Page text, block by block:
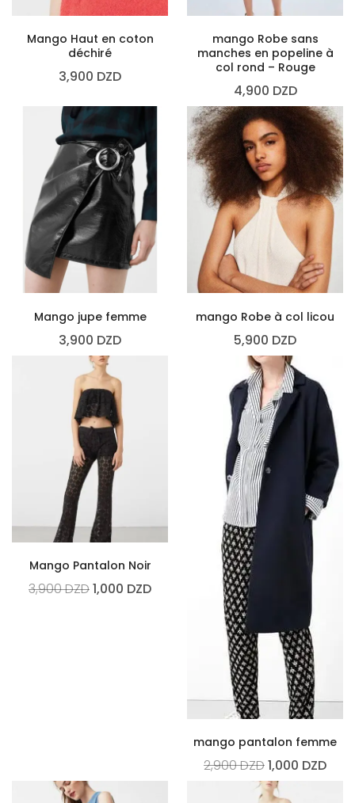
Mango Haut en coton
déchiré
3,900 DZD
mango Robe sans
manches en popeline à
col rond – Rouge
4,900 DZD
Mango jupe femme
3,900 DZD
mango Robe à col licou
5,900 DZD
Mango Pantalon Noir
3,900DZD1,000 DZD
mango pantalon femme
2,900DZD1,000 DZD